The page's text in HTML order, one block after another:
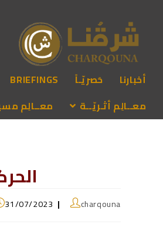
أخبارنا حَصريّـاً BRIEFINGS
معــالِم أثـريّــة
معــالِم
charqouna
31/07/2023